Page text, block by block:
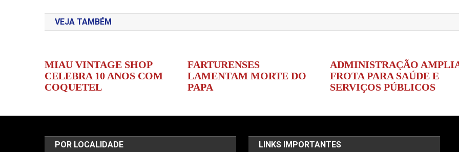
de
Post
VEJA TAMBÉM
MIAU VINTAGE SHOP
CELEBRA 10 ANOS COM
COQUETEL
FARTURENSES
LAMENTAM MORTE DO
PAPA
ADMINISTRAÇÃO
FROTA PARA SAÚDE E
SERVIÇOS PÚBLICOS
POR LOCALIDADE LINKS IMPORTANTES